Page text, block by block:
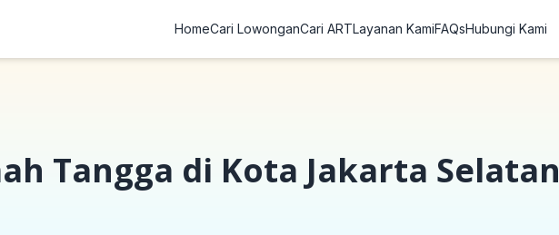
HomeCari LowonganCari ARTLayanan KamiFAQsHubungi Kami
Tangga di Kota Jakarta Selatan